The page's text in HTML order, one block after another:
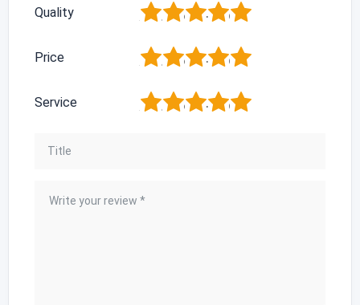
Quality 5
4
3
2
Price 5
4
3
2
Service 5
4
3
2